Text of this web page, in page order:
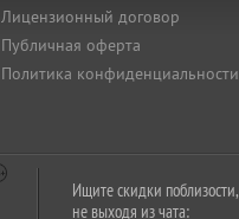
Лицензионный договор
Публичная оферта
Политика конфиденциальности
Ищите скидки поблизости,
не выходя из чата: